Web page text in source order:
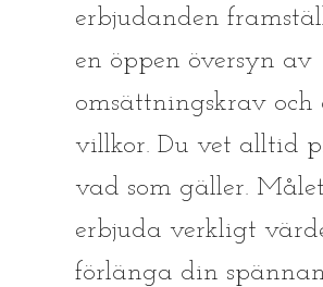
erbjudanden
en öppen översyn av
omsättningskrav och
villkor. Du vet alltid
vad som gäller.
erbjuda verkligt
förlänga din